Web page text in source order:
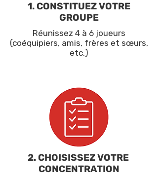
1. CONSTITUEZ VOTRE
GROUPE
Réunissez 4 à 6 joueurs
(coéquipiers, amis, frères et sœurs,
etc.)
2. CHOISISSEZ VOTRE
CONCENTRATION